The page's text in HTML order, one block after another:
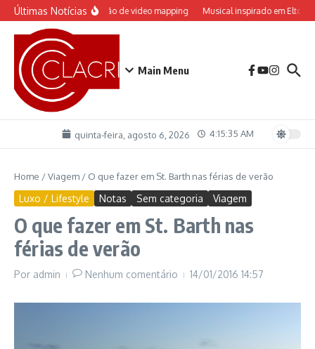
Ir para o conteúdo
Últimas Notícias
Bum ganha apresentação de video mapping Musical inspirado em Elton
Main Menu
quinta-feira, agosto 6, 2026 4:15:35 AM
Home /Viagem / O que fazer em St. Barth nas férias de verão
Luxo / Lifestyle Notas Sem categoria Viagem
O que fazer em St. Barth nas
férias de verão
Por admin Nenhum comentário 14/01/2016 14:57